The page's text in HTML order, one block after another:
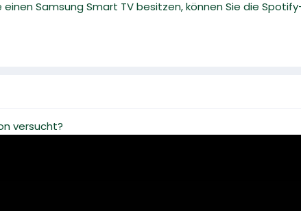
einen Samsung Smart TV besitzen, können Sie die
versucht?